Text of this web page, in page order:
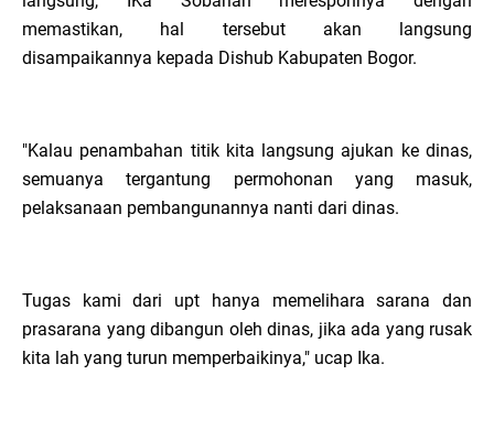
memastikan, hal tersebut akan langsung
disampaikannya kepada Dishub Kabupaten Bogor.
"Kalau penambahan titik kita langsung ajukan ke dinas,
semuanya tergantung permohonan yang masuk,
pelaksanaan pembangunannya nanti dari dinas.
Tugas kami dari upt hanya memelihara sarana dan
prasarana yang dibangun oleh dinas, jika ada yang rusak
kita lah yang turun memperbaikinya," ucap Ika.